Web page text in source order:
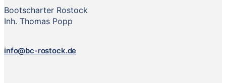
Bootscharter Rostock
Inh. Thomas Popp
info@bc-rostock.de